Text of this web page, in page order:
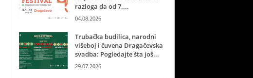
razloga da od 7....
04.08.2026
Trubačka budilica, narodni
višeboj i čuvena Dragačevska
svadba: Pogledajte šta još...
29.07.2026